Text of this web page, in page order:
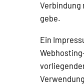
Verbindung
gebe.
Ein